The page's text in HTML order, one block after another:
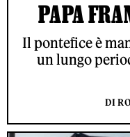
PAPA
Il pontefice è
un lungo
DI